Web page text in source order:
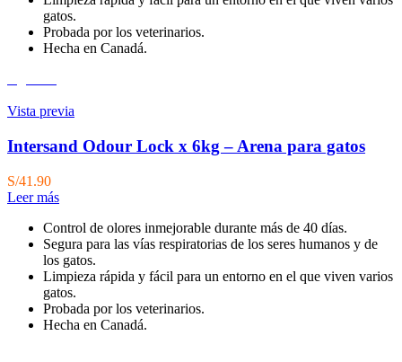
gatos.
Probada por los veterinarios.
Hecha en Canadá.
Vista previa
Intersand Odour Lock x 6kg – Arena para gatos
S/41.90
Leer más
Control de olores inmejorable durante más de 40 días.
Segura para las vías respiratorias de los seres humanos y de
los gatos.
Limpieza rápida y fácil para un entorno en el que viven varios
gatos.
Probada por los veterinarios.
Hecha en Canadá.